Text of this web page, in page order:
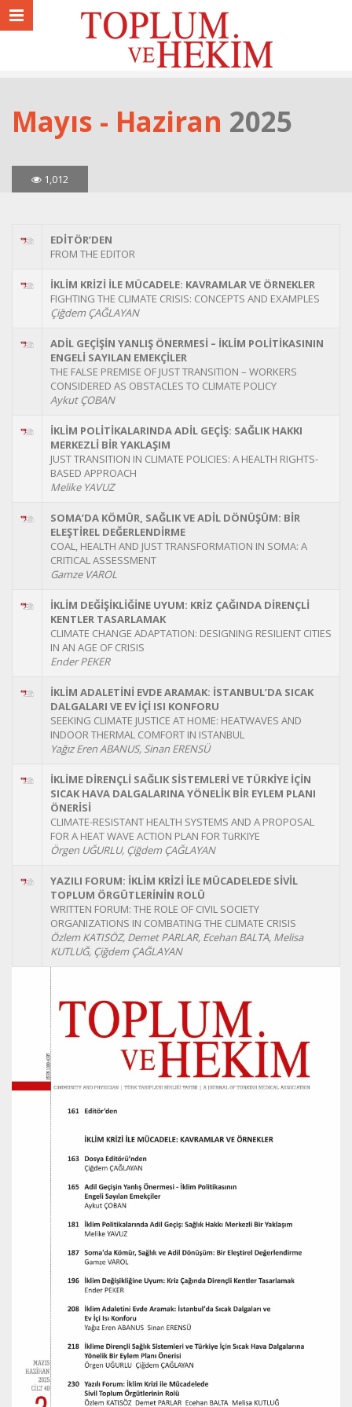
Mayıs - Haziran 2025
1,012
EDİTÖR’DEN
FROM THE EDITOR
İKLİM KRİZİ İLE MÜCADELE: KAVRAMLAR VE ÖRNEKLER
FIGHTING THE CLIMATE CRISIS: CONCEPTS AND EXAMPLES
Çiğdem ÇAĞLAYAN
ADİL GEÇİŞİN YANLIŞ ÖNERMESİ – İKLİM POLİTİKASININ
ENGELİ SAYILAN EMEKÇİLER
THE FALSE PREMISE OF JUST TRANSITION – WORKERS
CONSIDERED AS OBSTACLES TO CLIMATE POLICY
Aykut ÇOBAN
İKLİM POLİTİKALARINDA ADİL GEÇİŞ: SAĞLIK HAKKI
MERKEZLİ BİR YAKLAŞIM
JUST TRANSITION IN CLIMATE POLICIES: A HEALTH RIGHTS-
BASED APPROACH
Melike YAVUZ
SOMA’DA KÖMÜR, SAĞLIK VE ADİL DÖNÜŞÜM: BİR
ELEŞTİREL DEĞERLENDİRME
COAL, HEALTH AND JUST TRANSFORMATION IN SOMA: A
CRITICAL ASSESSMENT
Gamze VAROL
İKLİM DEĞİŞİKLİĞİNE UYUM: KRİZ ÇAĞINDA DİRENÇLİ
KENTLER TASARLAMAK
CLIMATE CHANGE ADAPTATION: DESIGNING RESILIENT CITIES
IN AN AGE OF CRISIS
Ender PEKER
İKLİM ADALETİNİ EVDE ARAMAK: İSTANBUL’DA SICAK
DALGALARI VE EV İÇİ ISI KONFORU
SEEKING CLIMATE JUSTICE AT HOME: HEATWAVES AND
INDOOR THERMAL COMFORT IN ISTANBUL
Yağız Eren ABANUS, Sinan ERENSÜ
İKLİME DİRENÇLİ SAĞLIK SİSTEMLERİ VE TÜRKİYE İÇİN
SICAK HAVA DALGALARINA YÖNELİK BİR EYLEM PLANI
ÖNERİSİ
CLIMATE-RESISTANT HEALTH SYSTEMS AND A PROPOSAL
FOR A HEAT WAVE ACTION PLAN FOR TüRKIYE
Örgen UĞURLU, Çiğdem ÇAĞLAYAN
YAZILI FORUM: İKLİM KRİZİ İLE MÜCADELEDE SİVİL
TOPLUM ÖRGÜTLERİNİN ROLÜ
WRITTEN FORUM: THE ROLE OF CIVIL SOCIETY
ORGANIZATIONS IN COMBATING THE CLIMATE CRISIS
Özlem KATISÖZ, Demet PARLAR, Ecehan BALTA, Melisa
KUTLUĞ, Çiğdem ÇAĞLAYAN